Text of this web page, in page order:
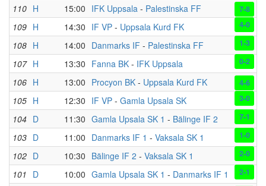
110 H 15:00 IFK Uppsala - Palestinska FF 7-8
109 H 14:30 IF VP - Uppsala Kurd FK 4-0
108 H 14:00 Danmarks IF - Palestinska FF 1-3
107 H 13:30 Fanna BK - IFK Uppsala 0-2
106 H 13:00 Procyon BK - Uppsala Kurd FK 4-6
105 H 12:30 IF VP - Gamla Upsala SK 3-0
104 D 11:30 Gamla Upsala SK 1 - Bälinge IF 2 7-1
103 D 11:00 Danmarks IF 1 - Vaksala SK 1 1-0
102 D 10:30 Bälinge IF 2 - Vaksala SK 1 2-0
101 D 10:00 Gamla Upsala SK 1 - Danmarks IF 1 2-1